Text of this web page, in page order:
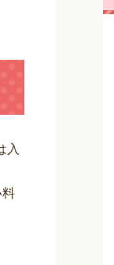
入
料